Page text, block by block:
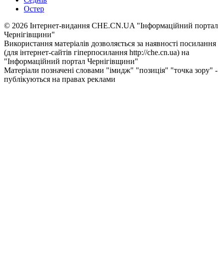
Остер
© 2026 Інтернет-видання CHE.CN.UA "Інформаційний портал
Чернiгiвщини"
Використання матеріалів дозволяється за наявності посилання
(для інтернет-сайтів гіперпосилання http://che.cn.ua) на
"Інформаційний портал Чернiгiвщини"
Матеріали позначені словами "імидж" "позиція" "точка зору" -
публікуються на правах реклами